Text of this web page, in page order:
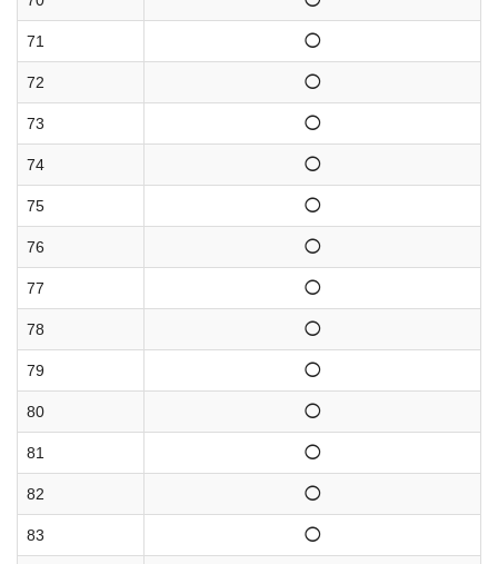
71 ◯
72 ◯
73 ◯
74 ◯
75 ◯
76 ◯
77 ◯
78 ◯
79 ◯
80 ◯
81 ◯
82 ◯
83 ◯